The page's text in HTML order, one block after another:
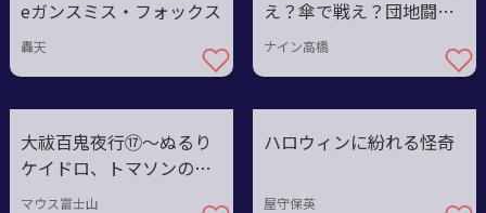
eガンスミス・フォックス
轟天
え？傘で戦え？団地闘
法・傘の舞！
ナイン高橋
大祓百鬼夜行⑰〜ぬるり
ケイドロ、トマソンの中
で
マウス富士山
ハロウィンに紛れる怪奇
屋守保英